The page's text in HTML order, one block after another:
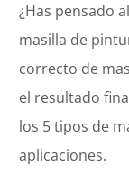
¿Has pensado
masilla de
correcto de
el resultado
los 5 tipos de
aplicaciones.